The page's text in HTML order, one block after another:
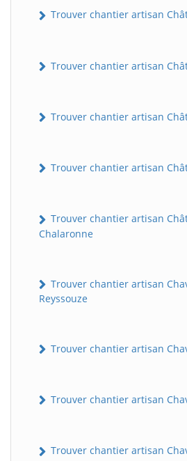
Trouver chantier artisan
Trouver chantier artisan
Trouver chantier artisan
Trouver chantier artisan
Trouver chantier artisan
Chalaronne
Trouver chantier artisan
Reyssouze
Trouver chantier artisan
Trouver chantier artisan
Trouver chantier artisan